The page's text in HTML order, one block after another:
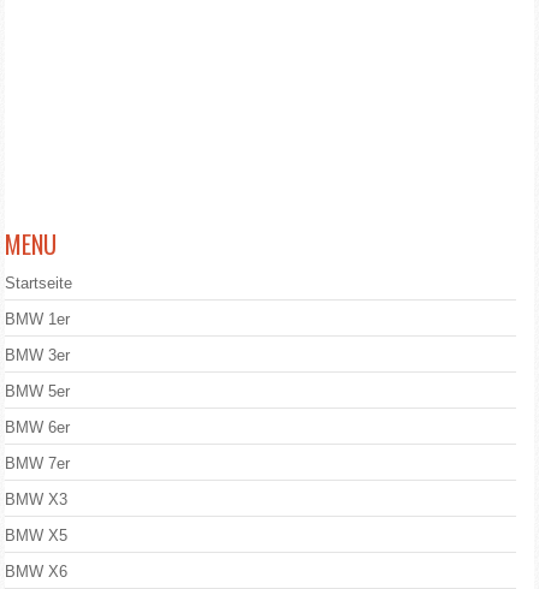
MENU
Startseite
BMW 1er
BMW 3er
BMW 5er
BMW 6er
BMW 7er
BMW X3
BMW X5
BMW X6